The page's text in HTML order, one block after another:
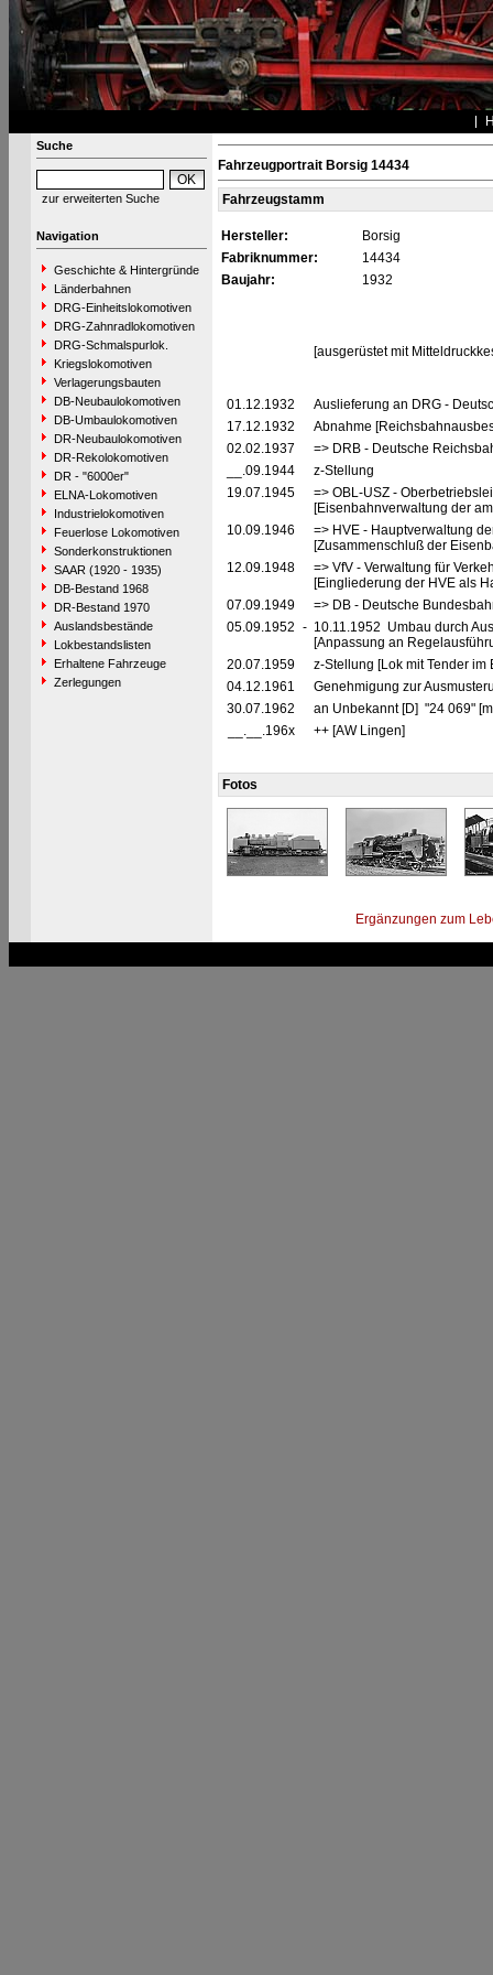
Suche
zur erweiterten Suche
Navigation
Geschichte & Hintergründe
Länderbahnen
DRG-Einheitslokomotiven
DRG-Zahnradlokomotiven
DRG-Schmalspurlok.
Kriegslokomotiven
Verlagerungsbauten
DB-Neubaulokomotiven
DB-Umbaulokomotiven
DR-Neubaulokomotiven
DR-Rekolokomotiven
DR - "6000er"
ELNA-Lokomotiven
Industrielokomotiven
Feuerlose Lokomotiven
Sonderkonstruktionen
SAAR (1920 - 1935)
DB-Bestand 1968
DR-Bestand 1970
Auslandsbestände
Lokbestandslisten
Erhaltene Fahrzeuge
Zerlegungen
Fahrzeugportrait Borsig 14434
Fahrzeugstamm
Hersteller:
Borsig
Fabriknummer:
14434
Baujahr:
1932
[ausgerüstet mit
01.12.1932
Auslieferung an DRG -
17.12.1932
Abnahme
02.02.1937
=> DRB - Deutsche
__.09.1944
z-Stellung
19.07.1945
=> OBL-USZ -
[Eisenbahnverwaltung der
10.09.1946
=> HVE - Hauptverwaltung
[Zusammenschluß der
12.09.1948
=> VfV - Verwaltung für
[Eingliederung der HVE als
07.09.1949
=> DB - Deutsche
05.09.1952 - 10.11.1952 Umbau durch
[Anpassung an
20.07.1959
z-Stellung [Lok mit Tender im
04.12.1961
Genehmigung zur
30.07.1962
an Unbekannt [D] "24 069"
__.__.196x
++ [AW Lingen]
Fotos
Ergänzungen zum